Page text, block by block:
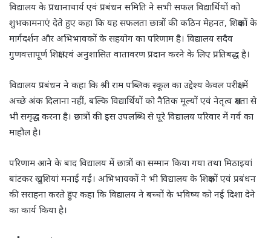
विद्यालय के प्रधानाचार्य एवं प्रबंधन समिति ने सभी सफल विद्यार्थियों को
शुभकामनाएं देते हुए कहा कि यह सफलता छात्रों की कठिन मेहनत, शिक्षकों के
मार्गदर्शन और अभिभावकों के सहयोग का परिणाम है। विद्यालय सदैव
गुणवत्तापूर्ण शिक्षा एवं अनुशासित वातावरण प्रदान करने के लिए प्रतिबद्ध है।
विद्यालय प्रबंधन ने कहा कि श्री राम पब्लिक स्कूल का उद्देश्य केवल परीक्षा में
अच्छे अंक दिलाना नहीं, बल्कि विद्यार्थियों को नैतिक मूल्यों एवं नेतृत्व क्षमता से
भी समृद्ध करना है। छात्रों की इस उपलब्धि से पूरे विद्यालय परिवार में गर्व का
माहौल है।
परिणाम आने के बाद विद्यालय में छात्रों का सम्मान किया गया तथा मिठाइयां
बांटकर खुशियां मनाई गईं। अभिभावकों ने भी विद्यालय के शिक्षकों एवं प्रबंधन
की सराहना करते हुए कहा कि विद्यालय ने बच्चों के भविष्य को नई दिशा देने
का कार्य किया है।